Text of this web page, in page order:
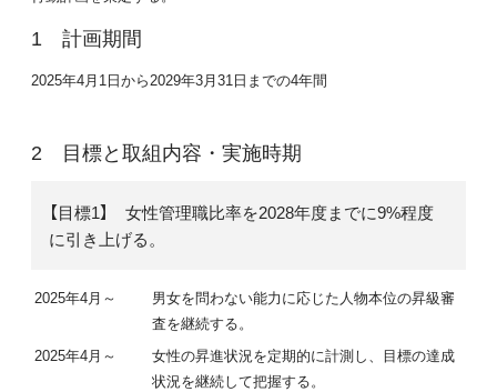
計画期間
2025年4月1日から2029年3月31日までの4年間
目標と取組内容・実施時期
【目標1】 女性管理職比率を2028年度までに9%程度
に引き上げる。
2025年4月～
男女を問わない能力に応じた人物本位の昇級審
査を継続する。
2025年4月～
女性の昇進状況を定期的に計測し、目標の達成
状況を継続して把握する。